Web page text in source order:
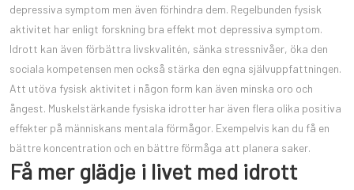
depressiva symptom men även förhindra dem. Regelbunden fysisk
aktivitet har enligt forskning bra effekt mot depressiva symptom.
Idrott kan även förbättra livskvalitén, sänka stressnivåer, öka den
sociala kompetensen men också stärka den egna självuppfattningen.
Att utöva fysisk aktivitet i någon form kan även minska oro och
ångest. Muskelstärkande fysiska idrotter har även flera olika positiva
effekter på människans mentala förmågor. Exempelvis kan du få en
bättre koncentration och en bättre förmåga att planera saker.
Få mer glädje i livet med idrott